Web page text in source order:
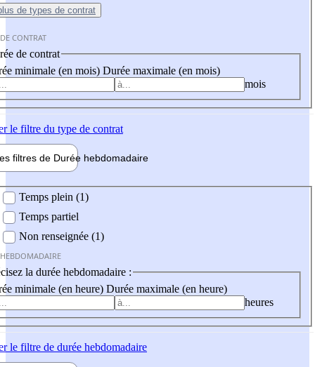
de types de contrat
CONTRAT
de contrat
minimale (en mois) Durée maximale (en mois)
mois
le filtre du type de contrat
filtres de Durée hebdomadaire
Temps plein (1)
Temps partiel
Non renseignée (1)
la durée hebdomadaire :
minimale (en heure) Durée maximale (en heure)
heures
le filtre de durée hebdomadaire